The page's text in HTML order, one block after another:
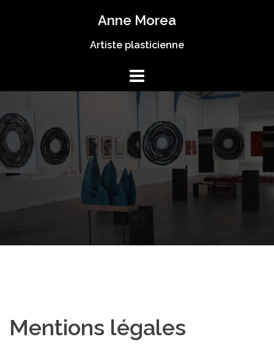
Anne Morea
Artiste plasticienne
Mentions légales